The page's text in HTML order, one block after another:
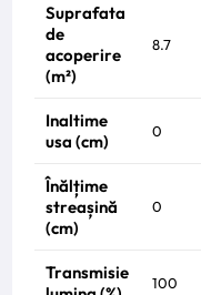
Suprafata
de
acoperire
(m²)
8.7
Inaltime
usa (cm)
0
Înălțime
streașină
(cm)
0
Transmisie
100